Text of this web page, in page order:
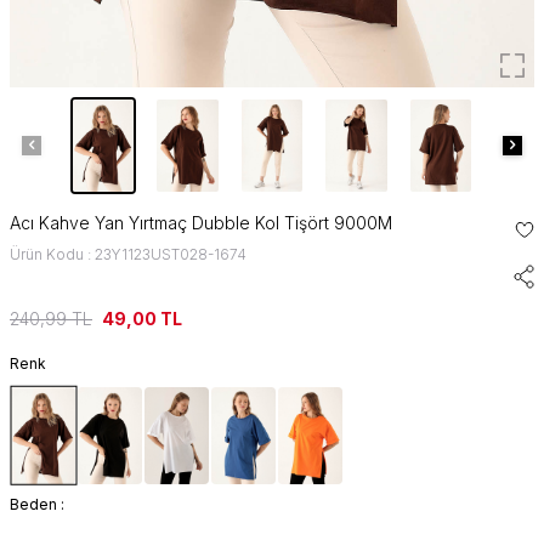
Acı Kahve Yan Yırtmaç Dubble Kol Tişört 9000M
Ürün Kodu : 23Y1123UST028-1674
240,99TL 49,00 TL
Renk
Beden :